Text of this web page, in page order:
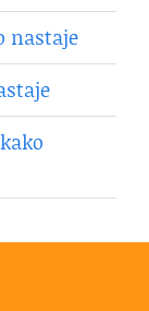
nastaje